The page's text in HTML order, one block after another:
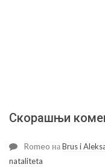
Скорашњи
Romeo наBrus i
nataliteta